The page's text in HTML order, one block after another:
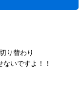
り替わり
いですよ！！